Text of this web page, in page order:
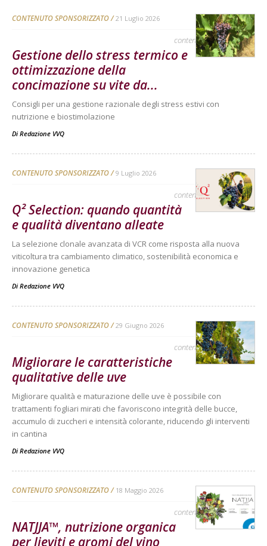
CONTENUTO SPONSORIZZATO 21 Luglio 2026
contenuto sponsorizzato
Gestione dello stress termico e
ottimizzazione della
concimazione su vite da...
Consigli per una gestione razionale degli stress estivi con
nutrizione e biostimolazione
Di Redazione VVQ
CONTENUTO SPONSORIZZATO 9 Luglio 2026
contenuto sponsorizzato
Q² Selection: quando quantità
e qualità diventano alleate
La selezione clonale avanzata di VCR come risposta alla nuova
viticoltura tra cambiamento climatico, sostenibilità economica e
innovazione genetica
Di Redazione VVQ
CONTENUTO SPONSORIZZATO 29 Giugno 2026
contenuto sponsorizzato
Migliorare le caratteristiche
qualitative delle uve
Migliorare qualità e maturazione delle uve è possibile con
trattamenti fogliari mirati che favoriscono integrità delle bucce,
accumulo di zuccheri e intensità colorante, riducendo gli interventi
in cantina
Di Redazione VVQ
CONTENUTO SPONSORIZZATO 18 Maggio 2026
contenuto sponsorizzato
NATJJA™, nutrizione organica
per lieviti e aromi del vino